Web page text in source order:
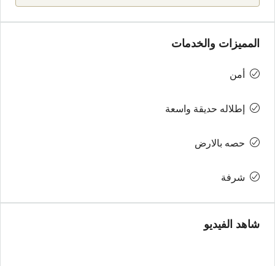
المميزات والخدمات
أمن
إطلاله حديقة واسعة
حصه بالارض
شرفة
شاهد الفيديو